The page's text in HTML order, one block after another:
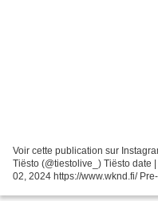
Voir cette publication sur
Tiësto (@tiestolive_) Tiësto date
02, 2024 https://www.wknd.fi/